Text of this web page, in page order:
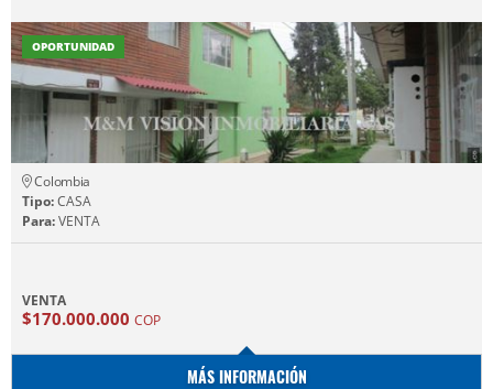
OPORTUNIDAD
Colombia
Tipo:CASA
Para:VENTA
VENTA
$170.000.000 COP
MÁS INFORMACIÓN